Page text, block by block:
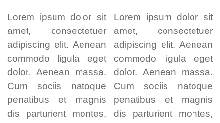
Lorem ipsum dolor sit
amet, consectetuer
adipiscing elit. Aenean
commodo ligula eget
dolor. Aenean massa.
Cum sociis natoque
penatibus et magnis
dis parturient montes,
Lorem ipsum dolor sit
amet, consectetuer
adipiscing elit. Aenean
commodo ligula eget
dolor. Aenean massa.
Cum sociis natoque
penatibus et magnis
dis parturient montes,